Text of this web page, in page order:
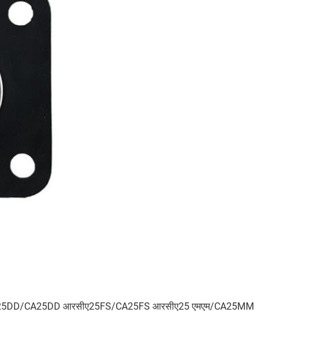
/CA25DD आरसीए25FS/CA25FS आरसीए25 एमएम/CA25MM